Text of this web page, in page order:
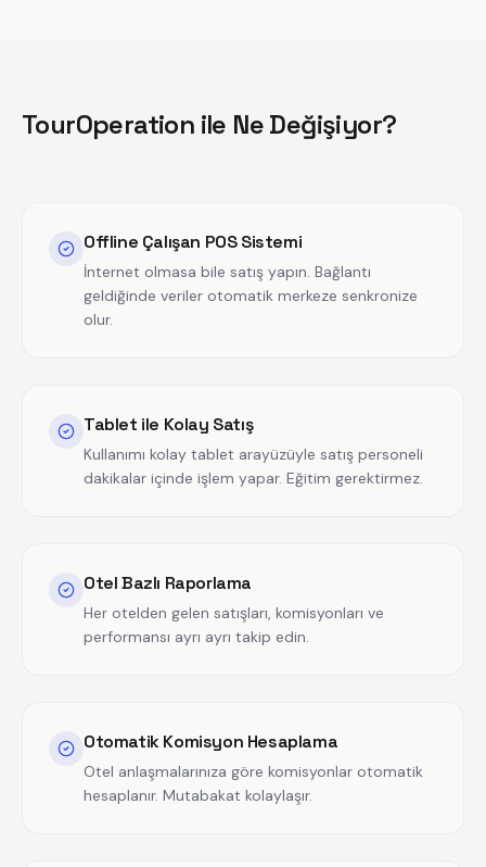
TourOperation ile Ne Değişiyor?
Offline Çalışan POS Sistemi
İnternet olmasa bile satış yapın. Bağlantı
geldiğinde veriler otomatik merkeze senkronize
olur.
Tablet ile Kolay Satış
Kullanımı kolay tablet arayüzüyle satış personeli
dakikalar içinde işlem yapar. Eğitim gerektirmez.
Otel Bazlı Raporlama
Her otelden gelen satışları, komisyonları ve
performansı ayrı ayrı takip edin.
Otomatik Komisyon Hesaplama
Otel anlaşmalarınıza göre komisyonlar otomatik
hesaplanır. Mutabakat kolaylaşır.